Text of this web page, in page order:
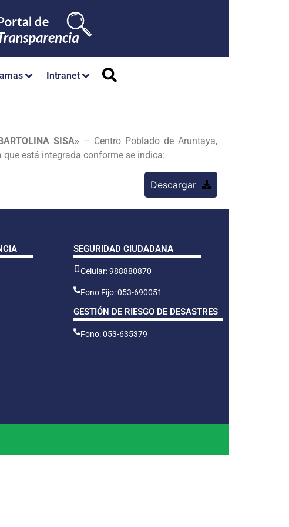
Intranet
SISA» – Centro Poblado de Aruntaya,
está integrada conforme se indica:
Descargar
SEGURIDAD CIUDADANA
Celular: 988880870
Fono Fijo: 053-690051
GESTIÓN DE RIESGO DE DESASTRES
Fono: 053-635379